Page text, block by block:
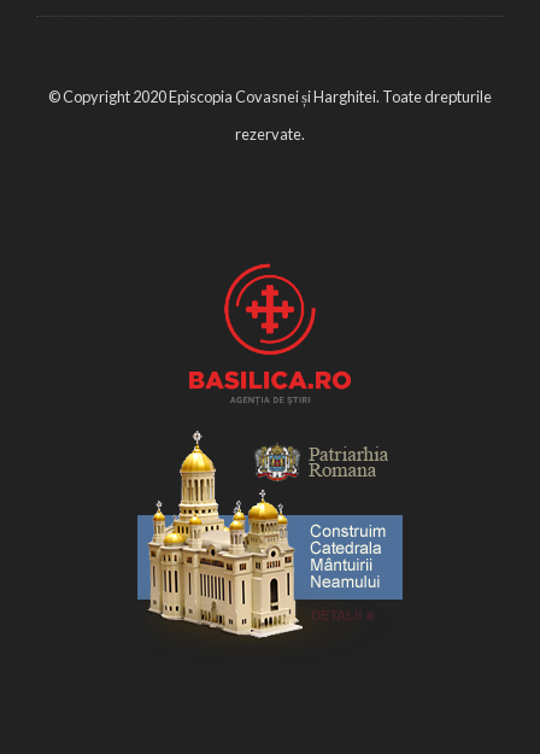
© Copyright 2020 Episcopia Covasnei și Harghitei. Toate drepturile
rezervate.